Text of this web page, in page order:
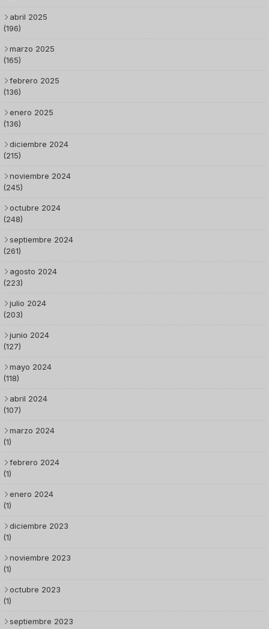
abril 2025
(196)
marzo 2025
(165)
febrero 2025
(136)
enero 2025
(136)
diciembre 2024
(215)
noviembre 2024
(245)
octubre 2024
(248)
septiembre 2024
(261)
agosto 2024
(223)
julio 2024
(203)
junio 2024
(127)
mayo 2024
(118)
abril 2024
(107)
marzo 2024
(1)
febrero 2024
(1)
enero 2024
(1)
diciembre 2023
(1)
noviembre 2023
(1)
octubre 2023
(1)
septiembre 2023